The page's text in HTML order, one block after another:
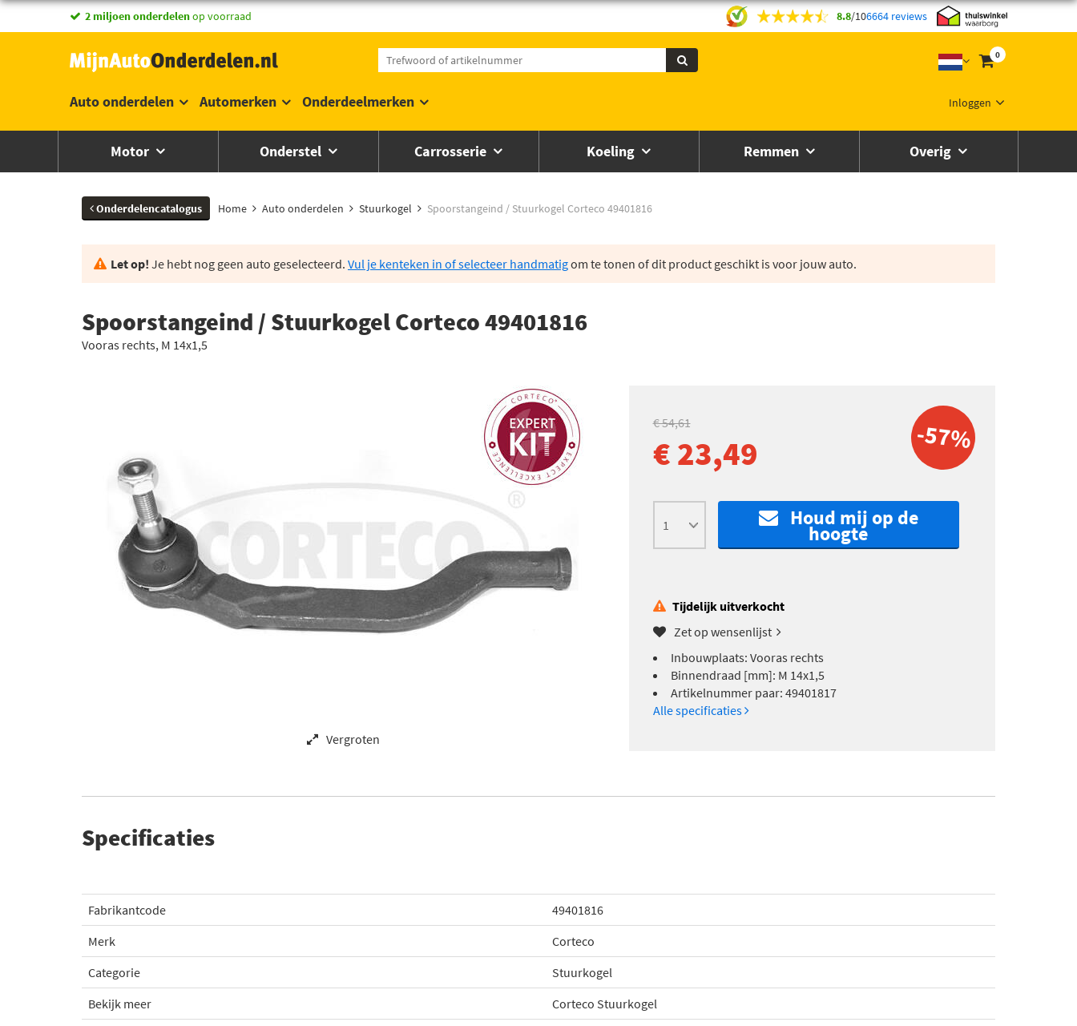
vandaag besteld,morgen in huis *
2 miljoen onderdelenop voorraad 8.8/106664 reviews
0
Inloggen
Auto onderdelen Automerken Onderdeelmerken
Motor Onderstel Carrosserie Koeling Remmen Overig
Onderdelencatalogus Home Auto onderdelen Stuurkogel Spoorstangeind / Stuurkogel Corteco 49401816
Let op! Je hebt nog geen auto geselecteerd. Vul je kenteken in of selecteer handmatigom te tonen of dit product geschikt is voor jouw auto.
Spoorstangeind / Stuurkogel Corteco 49401816
Vooras rechts, M 14x1,5
Vergroten
-57%
€ 54,61
€ 23,49
Houd mij op de
hoogte
Tijdelijk uitverkocht
Zet op wensenlijst
Inbouwplaats: Vooras rechts
Binnendraad [mm]: M 14x1,5
Artikelnummer paar: 49401817
Alle specificaties
Specificaties
Fabrikantcode
49401816
Merk
Corteco
Categorie
Stuurkogel
Bekijk meer
Corteco Stuurkogel